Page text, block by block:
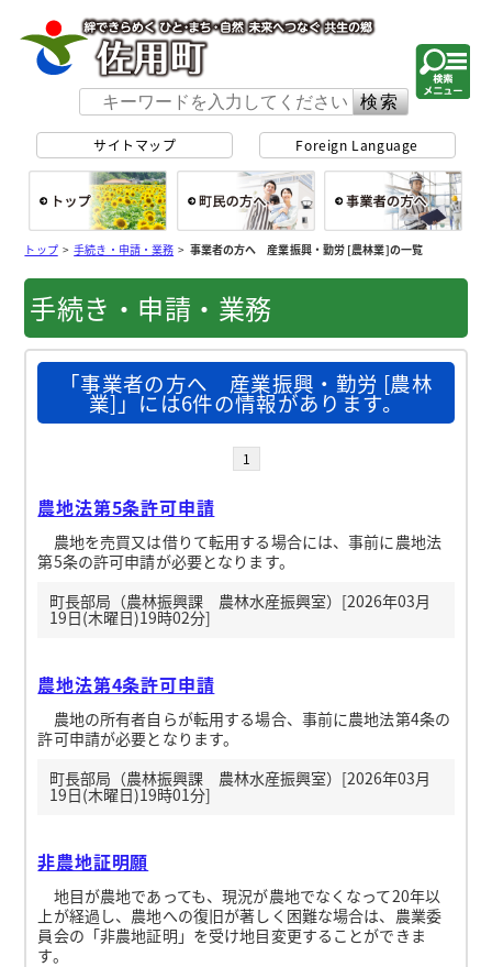
サイトマップ Foreign Language
総合トップ 町民の方へ
トップ>手続き・申請・業務 > 事業者の方へ 産業振興・勤労 [農林業]の一覧
手続き・申請・業務
「事業者の方へ 産業振興・勤労 [農林
業]」には6件の情報があります。
1
農地法第5条許可申請
農地を売買又は借りて転用する場合には、事前に農地法
第5条の許可申請が必要となります。
町長部局（農林振興課 農林水産振興室）[2026年03月
19日(木曜日)19時02分]
農地法第4条許可申請
農地の所有者自らが転用する場合、事前に農地法第4条の
許可申請が必要となります。
町長部局（農林振興課 農林水産振興室）[2026年03月
19日(木曜日)19時01分]
非農地証明願
地目が農地であっても、現況が農地でなくなって20年以
上が経過し、農地への復旧が著しく困難な場合は、農業委
員会の「非農地証明」を受け地目変更することができま
す。